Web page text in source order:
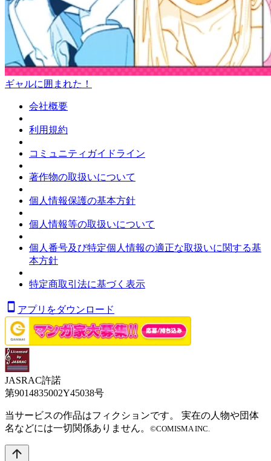
ギャルに囲まれた！
会社概要
利用規約
コミュニティガイドライン
著作物の取扱いについて
個人情報保護の基本方針
個人情報等の取扱いについて
個人番号及び特定個人情報の適正な取扱いに関する基
本方針
特定商取引法に基づく表示
アプリをダウンロード
JASRAC許諾
第9014835002Y45038号
当サービスの作品はフィクションです。 実在の人物や団体
名などには一切関係ありません。 ©COMISMA INC.